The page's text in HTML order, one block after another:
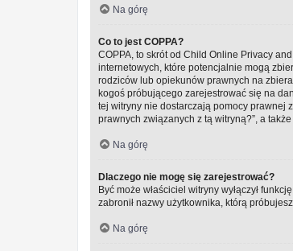
Na górę
Co to jest COPPA?
COPPA, to skrót od Child Online Privacy
internetowych, które potencjalnie mogą
rodziców lub opiekunów prawnych na
kogoś próbującego zarejestrować się na
tej witryny nie dostarczają pomocy prawnej
prawnych związanych z tą witryną?”, a
Na górę
Dlaczego nie mogę się zarejestrować?
Być może właściciel witryny wyłączył
zabronił nazwy użytkownika, którą
Na górę